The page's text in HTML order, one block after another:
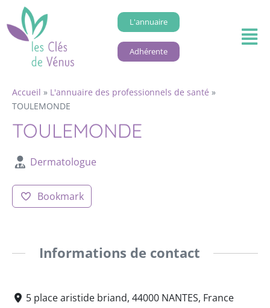
L'annuaire
Adhérente
Accueil » L'annuaire des professionnels de santé »
TOULEMONDE
TOULEMONDE
Dermatologue
Bookmark
Informations de contact
5 place aristide briand, 44000 NANTES, France